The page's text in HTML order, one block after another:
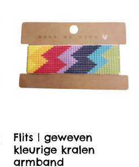
Flits | geweven
kleurige kralen
armband